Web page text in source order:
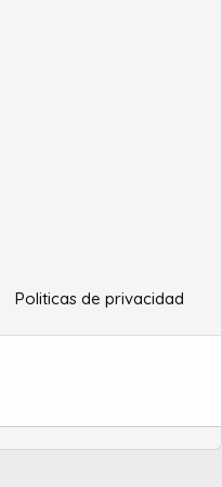
Politicas de privacidad